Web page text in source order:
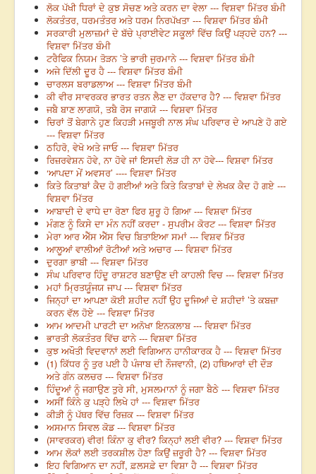
ਲੋਕ ਪੱਖੀ ਧਿਰਾਂ ਦੇ ਕੁਝ ਸੋਚਣ ਅਤੇ ਕਰਨ ਦਾ ਵੇਲਾ --- ਵਿਸ਼ਵਾ ਮਿੱਤਰ ਬੰਮੀ
ਲੋਕਤੰਤਰ, ਧਰਮਤੰਤਰ ਅਤੇ ਧਰਮ ਨਿਰਪੱਖਤਾ --- ਵਿਸ਼ਵਾ ਮਿੱਤਰ ਬੰਮੀ
ਸਰਕਾਰੀ ਮੁਲਾਜ਼ਮਾਂ ਦੇ ਬੱਚੇ ਪ੍ਰਾਈਵੇਟ ਸਕੂਲਾਂ ਵਿੱਚ ਕਿਉਂ ਪੜ੍ਹਦੇ ਹਨ? ---
ਵਿਸ਼ਵਾ ਮਿੱਤਰ ਬੰਮੀ
ਟਰੈਫਿਕ ਨਿਯਮ ਤੋੜਨ ’ਤੇ ਭਾਰੀ ਜੁਰਮਾਨੇ --- ਵਿਸ਼ਵਾ ਮਿੱਤਰ ਬੰਮੀ
ਅਜੇ ਦਿੱਲੀ ਦੂਰ ਹੈ --- ਵਿਸ਼ਵਾ ਮਿੱਤਰ ਬੰਮੀ
ਚਾਰਲਸ ਬਰਾਡਲਾਅ --- ਵਿਸ਼ਵਾ ਮਿੱਤਰ ਬੰਮੀ
ਕੀ ਵੀਰ ਸਾਵਰਕਰ ਭਾਰਤ ਰਤਨ ਲੈਣ ਦਾ ਹੱਕਦਾਰ ਹੈ? --- ਵਿਸ਼ਵਾ ਮਿੱਤਰ
ਜਬੈ ਬਾਣ ਲਾਗਯੋ, ਤਬੈ ਰੋਸ ਜਾਗਯੋ --- ਵਿਸ਼ਵਾ ਮਿੱਤਰ
ਚਿਰਾਂ ਤੋਂ ਬੇਗਾਨੇ ਹੁਣ ਕਿਹੜੀ ਮਜਬੂਰੀ ਨਾਲ ਸੰਘ ਪਰਿਵਾਰ ਦੇ ਆਪਣੇ ਹੋ ਗਏ
--- ਵਿਸ਼ਵਾ ਮਿੱਤਰ
ਠਹਿਰੋ, ਵੇਖੋ ਅਤੇ ਜਾਓ --- ਵਿਸ਼ਵਾ ਮਿੱਤਰ
ਰਿਜ਼ਰਵੇਸ਼ਨ ਹੋਵੇ, ਨਾ ਹੋਵੇ ਜਾਂ ਇਸਦੀ ਲੋੜ ਹੀ ਨਾ ਹੋਵੇ--- ਵਿਸ਼ਵਾ ਮਿੱਤਰ
‘ਆਪਦਾ ਮੇਂ ਅਵਸਰ’ ---- ਵਿਸ਼ਵਾ ਮਿੱਤਰ
ਕਿਤੇ ਕਿਤਾਬਾਂ ਕੈਦ ਹੋ ਗਈਆਂ ਅਤੇ ਕਿਤੇ ਕਿਤਾਬਾਂ ਦੇ ਲੇਖਕ ਕੈਦ ਹੋ ਗਏ ---
ਵਿਸ਼ਵਾ ਮਿੱਤਰ
ਆਬਾਦੀ ਦੇ ਵਾਧੇ ਦਾ ਰੋਣਾ ਫਿਰ ਸ਼ੁਰੂ ਹੋ ਗਿਆ --- ਵਿਸ਼ਵਾ ਮਿੱਤਰ
ਮੰਗਣ ਨੂੰ ਕਿਸੇ ਦਾ ਮੰਨ ਨਹੀਂ ਕਰਦਾ - ਸੁਪਰੀਮ ਕੋਰਟ --- ਵਿਸ਼ਵਾ ਮਿੱਤਰ
ਮੇਰਾ ਆਰ ਐੱਸ ਐੱਸ ਵਿਚ ਬਿਤਾਇਆ ਸਮਾਂ --- ਵਿਸ਼ਵ ਮਿੱਤਰ
ਆਲੂਆਂ ਵਾਲੀਆਂ ਰੋਟੀਆਂ ਅਤੇ ਅਚਾਰ --- ਵਿਸ਼ਵਾ ਮਿੱਤਰ
ਦੁਰਗਾ ਭਾਬੀ --- ਵਿਸ਼ਵਾ ਮਿੱਤਰ
ਸੰਘ ਪਰਿਵਾਰ ਹਿੰਦੂ ਰਾਸ਼ਟਰ ਬਣਾਉਣ ਦੀ ਕਾਹਲੀ ਵਿਚ --- ਵਿਸ਼ਵਾ ਮਿੱਤਰ
ਮਹਾਂ ਮ੍ਰਿਤਯੂੰਜਯ ਜਾਪ --- ਵਿਸ਼ਵਾ ਮਿੱਤਰ
ਜਿਨ੍ਹਾਂ ਦਾ ਆਪਣਾ ਕੋਈ ਸ਼ਹੀਦ ਨਹੀਂ ਉਹ ਦੂਜਿਆਂ ਦੇ ਸ਼ਹੀਦਾਂ ’ਤੇ ਕਬਜ਼ਾ
ਕਰਨ ਵੱਲ ਹੋਏ --- ਵਿਸ਼ਵਾ ਮਿੱਤਰ
ਆਮ ਆਦਮੀ ਪਾਰਟੀ ਦਾ ਅਨੋਖਾ ਇਨਕਲਾਬ --- ਵਿਸ਼ਵਾ ਮਿੱਤਰ
ਭਾਰਤੀ ਲੋਕਤੰਤਰ ਵਿੱਚ ਫਾਨੇ --- ਵਿਸ਼ਵਾ ਮਿੱਤਰ
ਕੁਝ ਅਖੌਤੀ ਵਿਦਵਾਨਾਂ ਲਈ ਵਿਗਿਆਨ ਹਾਨੀਕਾਰਕ ਹੈ --- ਵਿਸ਼ਵਾ ਮਿੱਤਰ
(1) ਕਿੱਧਰ ਨੂੰ ਤੁਰ ਪਈ ਹੈ ਪੰਜਾਬ ਦੀ ਨੌਜਵਾਨੀ, (2) ਹਥਿਆਰਾਂ ਦੀ ਦੌੜ
ਅਤੇ ਗੰਨ ਕਲਚਰ --- ਵਿਸ਼ਵਾ ਮਿੱਤਰ
ਹਿੰਦੂਆਂ ਨੂੰ ਜਗਾਉਣ ਤੁਰੇ ਸੀ, ਮੁਸਲਮਾਨਾਂ ਨੂੰ ਜਗਾ ਬੈਠੇ --- ਵਿਸ਼ਵਾ ਮਿੱਤਰ
ਅਸੀਂ ਕਿੰਨੇ ਕੁ ਪੜ੍ਹੇ ਲਿਖੇ ਹਾਂ --- ਵਿਸ਼ਵਾ ਮਿੱਤਰ
ਕੀੜੀ ਨੂੰ ਪੱਥਰ ਵਿੱਚ ਰਿਜ਼ਕ --- ਵਿਸ਼ਵਾ ਮਿੱਤਰ
ਅਸਮਾਨ ਸਿਵਲ ਕੋਡ --- ਵਿਸ਼ਵਾ ਮਿੱਤਰ
(ਸਾਵਰਕਰ) ਵੀਰ! ਕਿੰਨਾ ਕੁ ਵੀਰ? ਕਿਨ੍ਹਾਂ ਲਈ ਵੀਰ? --- ਵਿਸ਼ਵਾ ਮਿੱਤਰ
ਆਮ ਲੋਕਾਂ ਲਈ ਤਰਕਸ਼ੀਲ ਹੋਣਾ ਕਿਉਂ ਜ਼ਰੂਰੀ ਹੈ? --- ਵਿਸ਼ਵਾ ਮਿੱਤਰ
ਇਹ ਵਿਗਿਆਨ ਦਾ ਨਹੀਂ, ਫ਼ਲਸਫ਼ੇ ਦਾ ਵਿਸ਼ਾ ਹੈ --- ਵਿਸ਼ਵਾ ਮਿੱਤਰ